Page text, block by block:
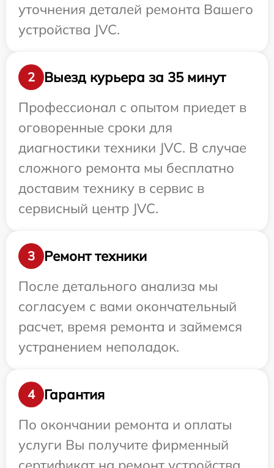
уточнения деталей ремонта Вашего
устройства JVC.
2
Выезд курьера за 35 минут
Профессионал с опытом приедет в
оговоренные сроки для
диагностики техники JVC. В случае
сложного ремонта мы бесплатно
доставим технику в сервис в
сервисный центр JVC.
3
Ремонт техники
После детального анализа мы
согласуем с вами окончательный
расчет, время ремонта и займемся
устранением неполадок.
4
Гарантия
По окончании ремонта и оплаты
услуги Вы получите фирменный